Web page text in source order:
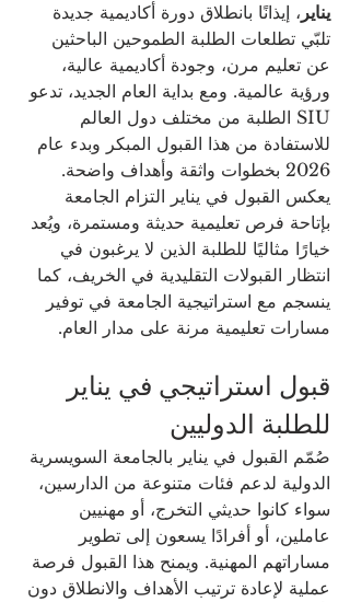
يناير ، إيذانًا بانطلاق دورة أكاديمية جديدة
تلبّي تطلعات الطلبة الطموحين الباحثين
عن تعليم مرن، وجودة أكاديمية عالية،
ورؤية عالمية. ومع بداية العام الجديد، تدعو
SIU الطلبة من مختلف دول العالم
للاستفادة من هذا القبول المبكر وبدء عام
2026 بخطوات واثقة وأهداف واضحة.
يعكس القبول في يناير التزام الجامعة
بإتاحة فرص تعليمية حديثة ومستمرة، ويُعد
خيارًا مثاليًا للطلبة الذين لا يرغبون في
انتظار القبولات التقليدية في الخريف، كما
ينسجم مع استراتيجية الجامعة في توفير
مسارات تعليمية مرنة على مدار العام.
قبول استراتيجي في يناير
للطلبة الدوليين
صُمّم القبول في يناير بالجامعة السويسرية
الدولية لدعم فئات متنوعة من الدارسين،
سواء كانوا حديثي التخرج، أو مهنيين
عاملين، أو أفرادًا يسعون إلى تطوير
مساراتهم المهنية. ويمنح هذا القبول فرصة
عملية لإعادة ترتيب الأهداف والانطلاق دون